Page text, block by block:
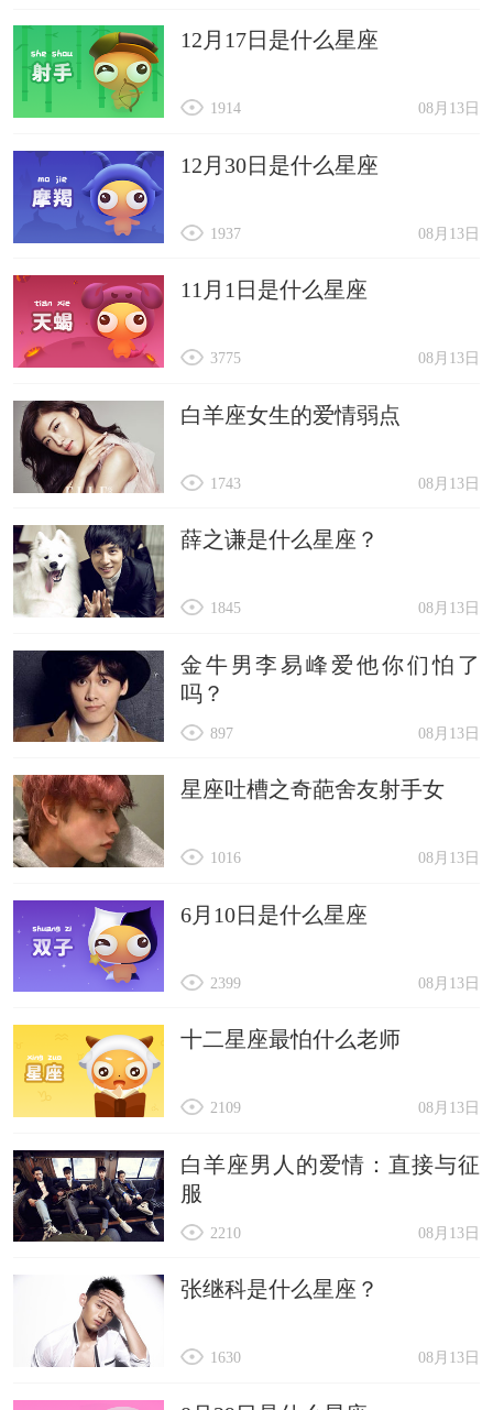
12月17日是什么星座
08月13日
1914
12月30日是什么星座
08月13日
1937
11月1日是什么星座
08月13日
3775
白羊座女生的爱情弱点
08月13日
1743
薛之谦是什么星座？
08月13日
1845
金牛男李易峰爱他你们怕了
吗？
08月13日
897
星座吐槽之奇葩舍友射手女
08月13日
1016
6月10日是什么星座
08月13日
2399
十二星座最怕什么老师
08月13日
2109
白羊座男人的爱情：直接与征
服
08月13日
2210
张继科是什么星座？
08月13日
1630